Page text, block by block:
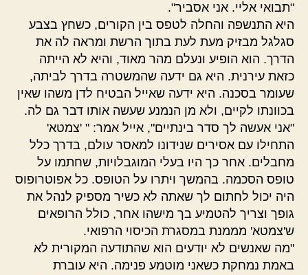
"תבואי אליי. אני אסביר".
היא התנשפה והחלה לטפס בין הקורים, כשחץ בצבע
סגלגל מבזיק מעת לעת בתוך הרשת ומראה לה את
הדרך. הוא הופיע ונעלם מהר מאוד, והיא לא הייתה
כזאת עירנית. היא גם ידעה שהמשטרה בדרך לביתה,
שעומר בסכנה. היא ידעה שאייל הבטיח לדן משהו שאין
בכוונתו לקיים, ולא מן הנמנע שעשה אותו דבר גם לה.
"אני אעשה לך סדר בינתיים", אייל אמר: " 'צמטא'
התחילו עם אסירים שנידונו למאסר עולם, בדרך כלל
מחבלים. אחר כך היו בעלי המוגבלויות, שחתמו על
טופס הסכמה. בהמשך ויתרו על הטופס. כל אפוטרופוס
היה יכול לחתום לך שאתה לא כשיר מספיק לנהל את
גופך וצריך להטמיע בך מישהו אחר, כולל הרופאים
ש'צמטא' מממנת במסגרת הכיסוי הרפואי.
"מה שאנשים לא יודעים הוא שהתודעה המקורית לא
באמת נמחקת כשאני מוטמע פנימה. היא עוברת